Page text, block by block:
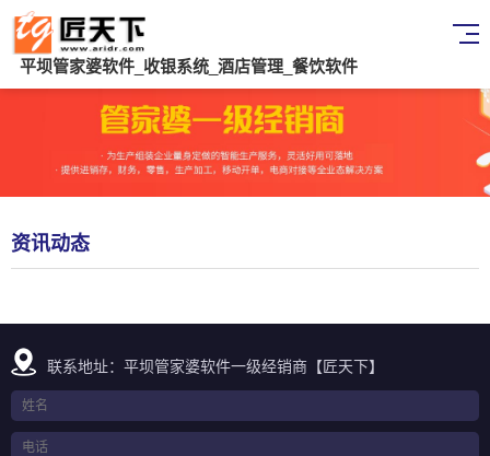
平坝管家婆软件_收银系统_酒店管理_餐饮软件
资讯动态
联系地址：平坝管家婆软件一级经销商【匠天下】